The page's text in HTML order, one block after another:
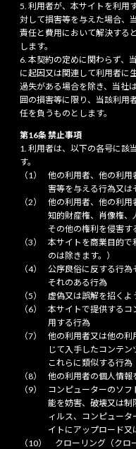
利用者が、本サイトを利用
対して損害等を与えた場合、
責任と費用において解決する
します。
本契約の定めに関わらず、
に起因又は関連して利用者に
過失がある場合を除き、当社
囲の損害等に限り、当該利用
任を負うものとします。
第16条 禁止事項
利用者は、以下の各号に該
す。
他の利用者、他の利用
害等を与える行為又は
他の利用者、他の利用
知的財産権、肖像権、
その他の権利を侵害
本サイトを商業目的で
のは除きます。）
公序良俗に反する行為
それのある行為
虚偽又は誤解を招く
本サイトで提供するコ
用する行為
他の利用者又は他の利
じて入手したコンテ
これらに類似する行為
他の利用者の個人情報
コンピューターのソ
能を妨害、破壊又は制
ィルス、コンピュー
イトにアップロード
クローリング（クロ